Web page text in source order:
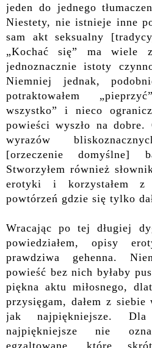
jeden do jednego
Niestety, nie istnieje inne
sam akt seksualny
„Kochać się” ma wiele
jednoznacznie istoty
Niemniej jednak,
potraktowałem
wszystko” i nieco
powieści wyszło na
wyrazów
[orzeczenie domyślne]
Stworzyłem również
erotyki i korzystałem
powtórzeń gdzie się tylko
Wracając po tej długiej
powiedziałem, opisy
prawdziwa gehenna.
powieść bez nich byłaby
piękna aktu miłosnego,
przysięgam, dałem z siebie
jak najpiękniejsze.
najpiękniejsze nie